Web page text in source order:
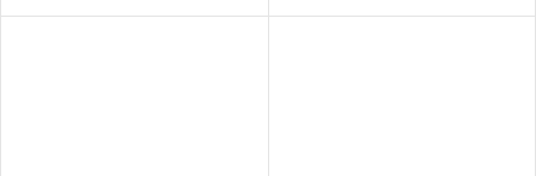
mechanickým zámkem
mechanickým zámkem